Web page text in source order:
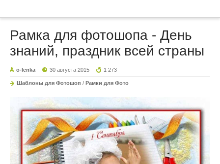
Рамка для фотошопа - День
знаний, праздник всей страны
o-lenka 30 августа 2015 1 273
Шаблоны для Фотошоп / Рамки для Фото